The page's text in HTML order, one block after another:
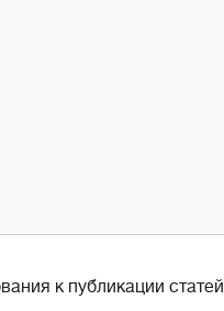
к публикации статей